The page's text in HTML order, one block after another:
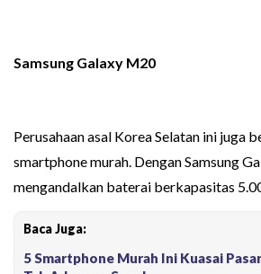
Samsung Galaxy M20
Perusahaan asal Korea Selatan ini juga
smartphone murah. Dengan Samsung
mengandalkan baterai berkapasitas
Baca Juga:
5 Smartphone Murah Ini Kuasai